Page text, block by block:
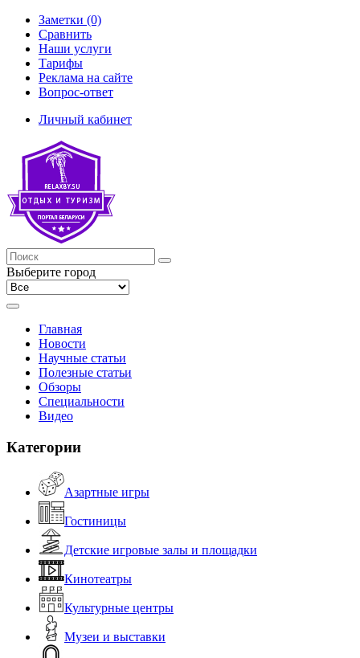
Заметки (0)
Сравнить
Наши услуги
Тарифы
Реклама на сайте
Вопрос-ответ
Личный кабинет
Выберите город
Главная
Новости
Научные статьи
Полезные статьи
Обзоры
Специальности
Видео
Категории
Азартные игры
Гостиницы
Детские игровые залы и площадки
Кинотеатры
Культурные центры
Музеи и выставки